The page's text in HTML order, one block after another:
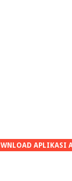
APLIKASI